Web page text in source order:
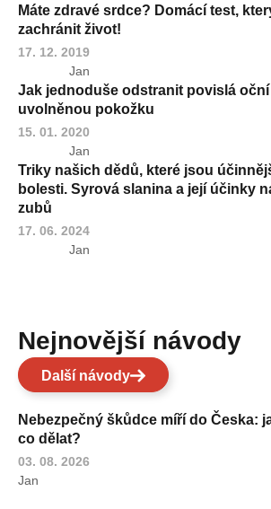
Máte zdravé srdce? Domácí test,
zachránit život!
17. 12. 2019
Jan
Jak jednoduše odstranit povislá
uvolněnou pokožku
15. 01. 2020
Jan
Triky našich dědů, které jsou
bolesti. Syrová slanina a její účinky
zubů
17. 06. 2024
Jan
Nejnovější návody
Další návody
Nebezpečný škůdce míří do Česka:
co dělat?
03. 08. 2026
Jan